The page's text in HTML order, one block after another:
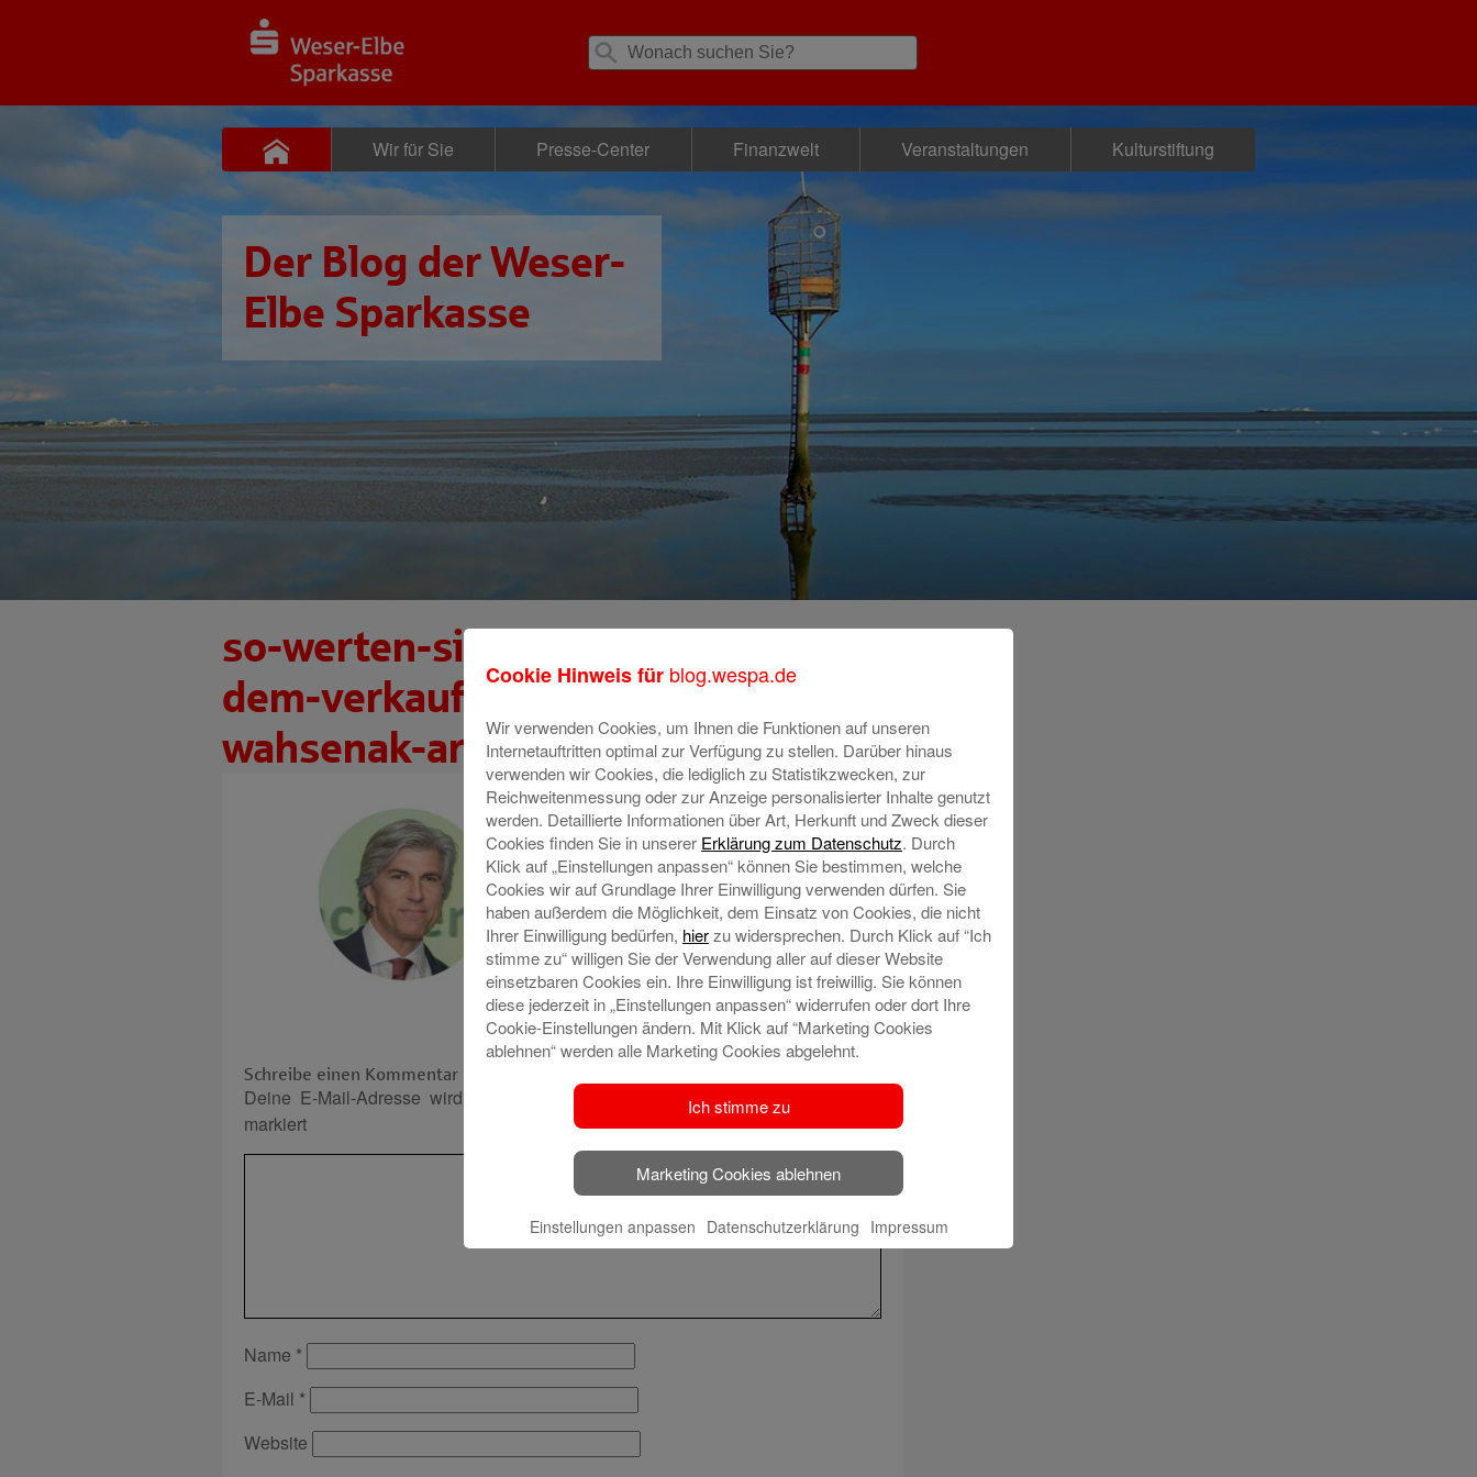
Wir für Sie Presse-Center Finanzwelt Veranstaltungen Kulturstiftung
Der Blog der Weser-
Elbe Sparkasse
so-werten-sie-ihre-immobilie-vor-
dem-verkauf-auf-mathias-
wahsenak-ar2
Schreibe einen Kommentar
Deine E-Mail-Adresse wird nicht veröffentlicht. Erforderliche Felder sind mit
markiert
Name *
E-Mail *
Website
Cookie Hinweis für blog.wespa.de
Wir verwenden Cookies, um Ihnen die Funktionen auf unseren
Internetauftritten optimal zur Verfügung zu stellen. Darüber hinaus
verwenden wir Cookies, die lediglich zu Statistikzwecken, zur
Reichweitenmessung oder zur Anzeige personalisierter Inhalte genutzt
werden. Detaillierte Informationen über Art, Herkunft und Zweck dieser
Cookies finden Sie in unserer Erklärung zum Datenschutz. Durch
Klick auf „Einstellungen anpassen“ können Sie bestimmen, welche
Cookies wir auf Grundlage Ihrer Einwilligung verwenden dürfen. Sie
haben außerdem die Möglichkeit, dem Einsatz von Cookies, die nicht
Ihrer Einwilligung bedürfen, hierzu widersprechen. Durch Klick auf “Ich
stimme zu“ willigen Sie der Verwendung aller auf dieser Website
einsetzbaren Cookies ein. Ihre Einwilligung ist freiwillig. Sie können
diese jederzeit in „Einstellungen anpassen“ widerrufen oder dort Ihre
Cookie-Einstellungen ändern. Mit Klick auf “Marketing Cookies
ablehnen“ werden alle Marketing Cookies abgelehnt.
Ich stimme zu
Marketing Cookies ablehnen
Einstellungen anpassen Datenschutzerklärung Impressum